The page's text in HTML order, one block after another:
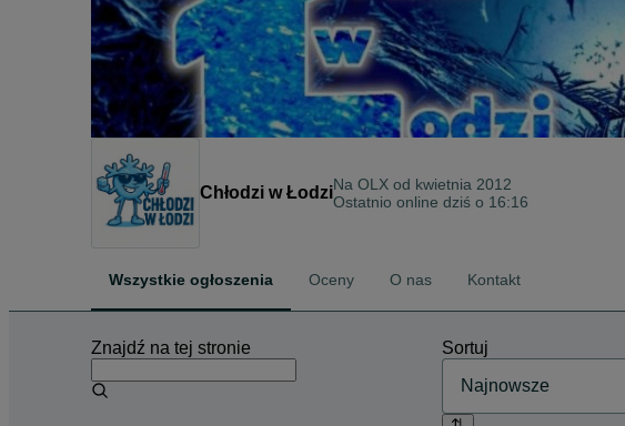
Chłodzi w ŁodziNa OLX od kwietnia 2012
Ostatnio online dziś o 16:16
Wszystkie ogłoszenia Oceny O nas Kontakt
Znajdź na tej stronie Sortuj